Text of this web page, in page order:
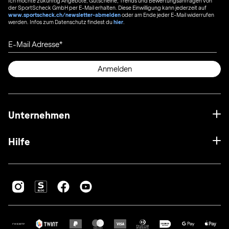
der SportScheck GmbH per E-Mail erhalten. Diese Einwilligung kann jederzeit auf
www.sportscheck.ch/newsletter-abmeldenoder am Ende jeder E-Mail widerrufen
werden. Infos zum Datenschutz findest duhier
E-Mail Adresse
Anmelden
Unternehmen
Hilfe